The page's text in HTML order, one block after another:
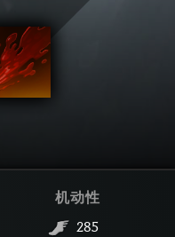
机动性
285